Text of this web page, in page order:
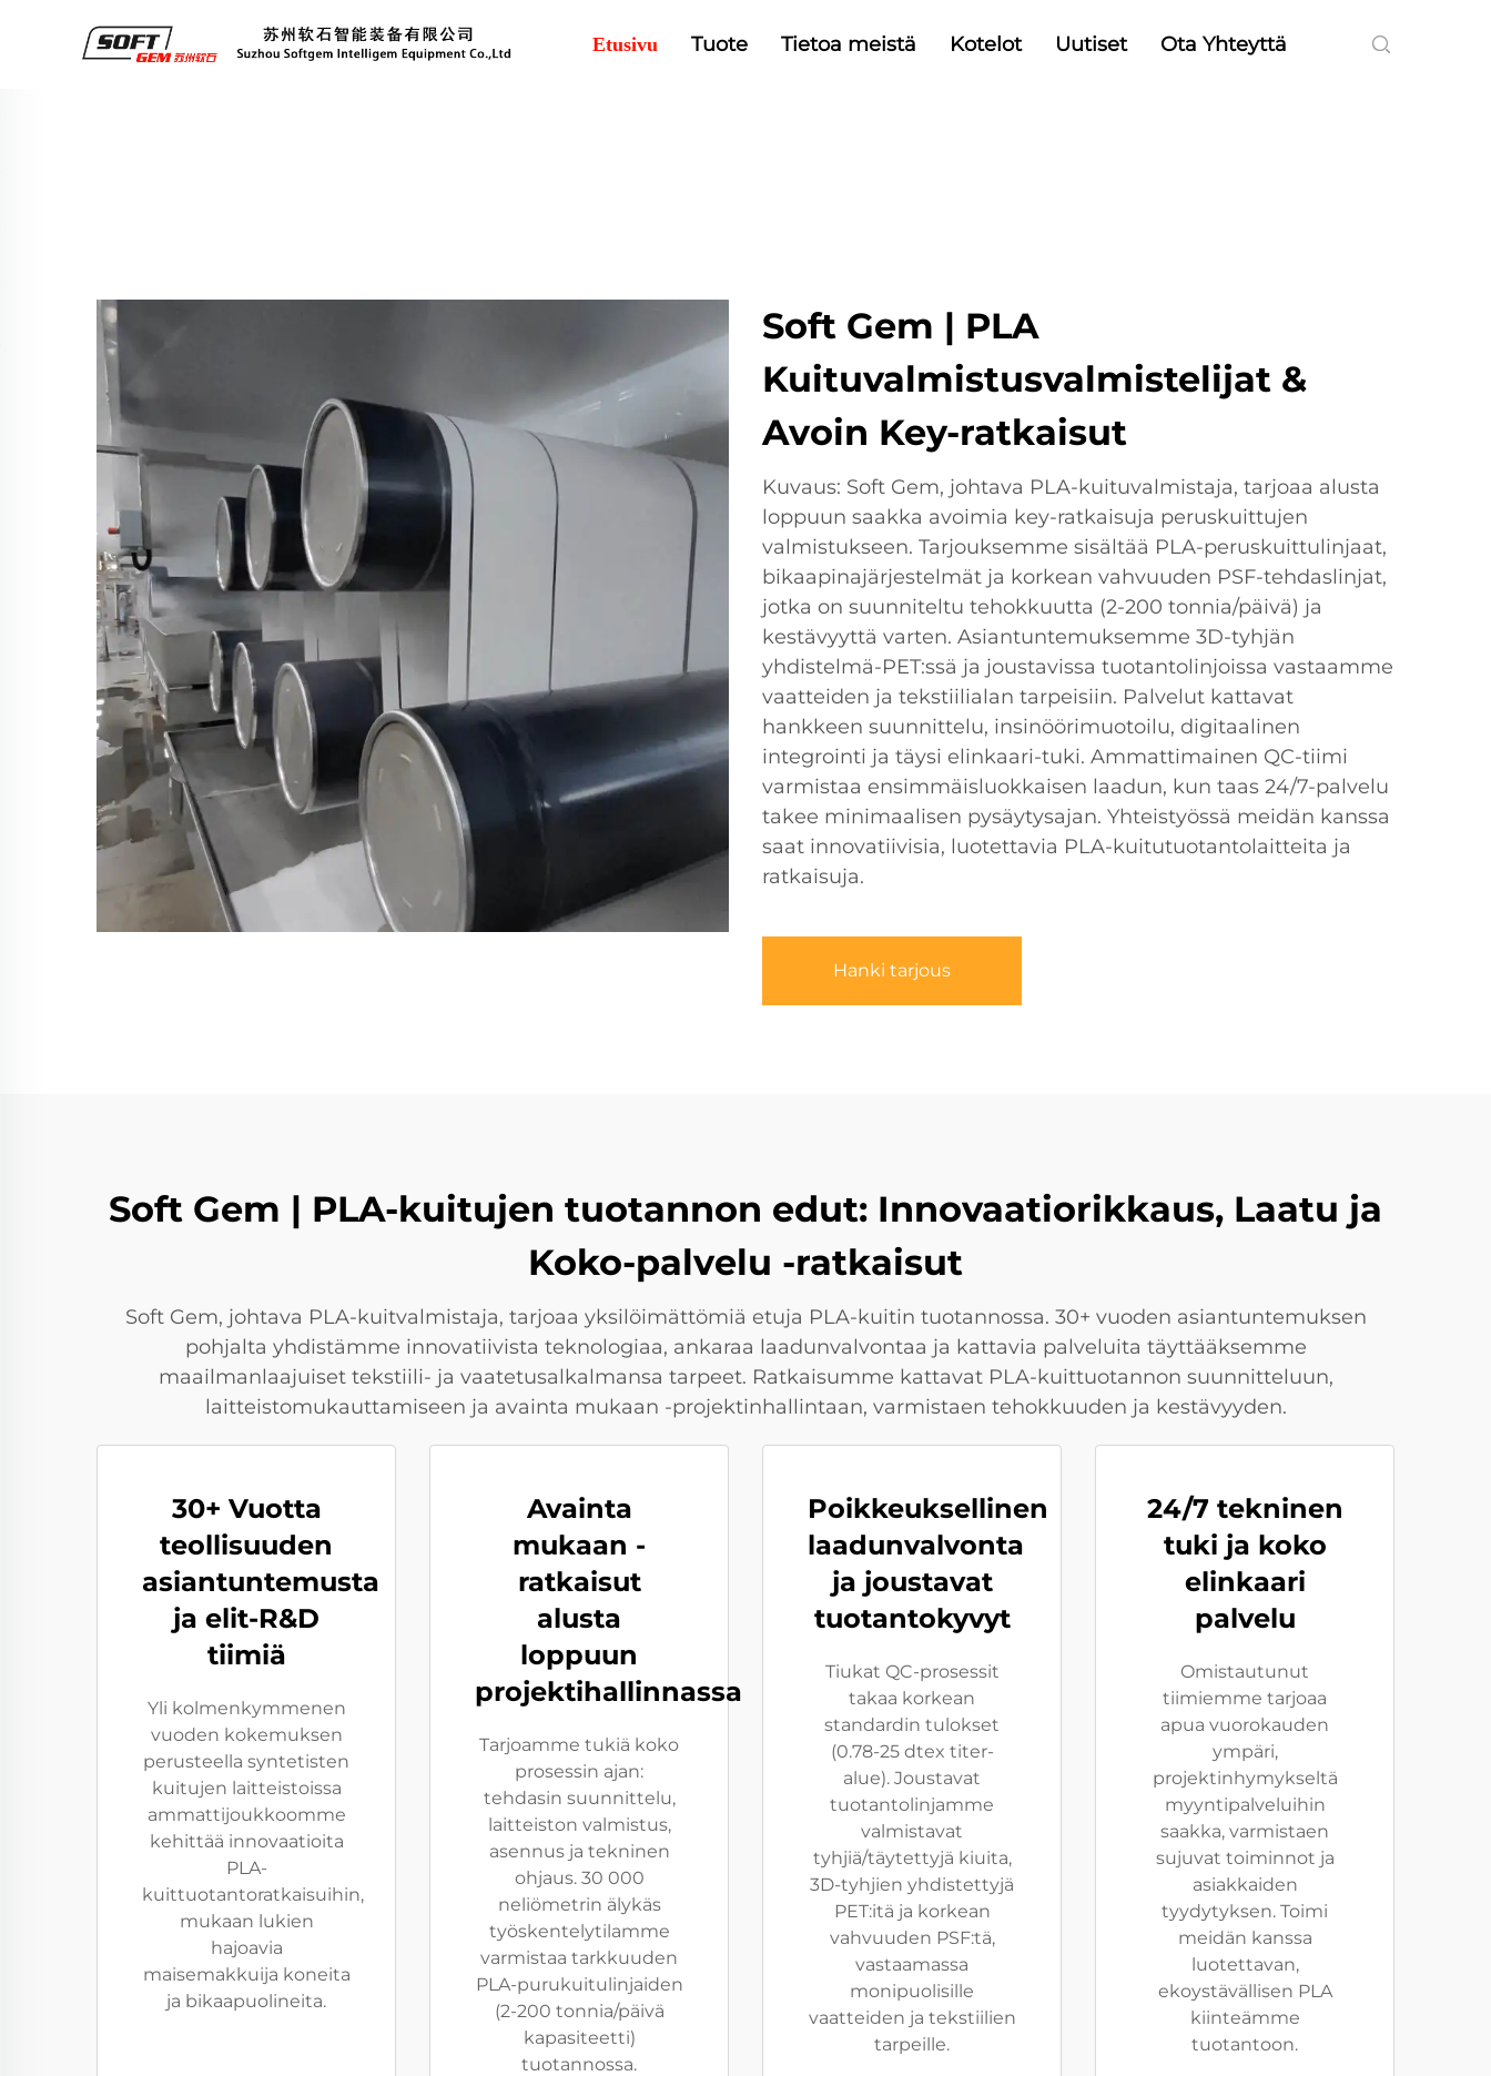
Etusivu Tuote Tietoa meistä Kotelot Uutiset Ota Yhteyttä
Soft Gem | PLA
Kuituvalmistusvalmistelijat &
Avoin Key-ratkaisut
Kuvaus: Soft Gem, johtava PLA-kuituvalmistaja, tarjoaa alusta
loppuun saakka avoimia key-ratkaisuja peruskuittujen
valmistukseen. Tarjouksemme sisältää PLA-peruskuittulinjaat,
bikaapinajärjestelmät ja korkean vahvuuden PSF-tehdaslinjat,
jotka on suunniteltu tehokkuutta (2-200 tonnia/päivä) ja
kestävyyttä varten. Asiantuntemuksemme 3D-tyhjän
yhdistelmä-PET:ssä ja joustavissa tuotantolinjoissa vastaamme
vaatteiden ja tekstiilialan tarpeisiin. Palvelut kattavat
hankkeen suunnittelu, insinöörimuotoilu, digitaalinen
integrointi ja täysi elinkaari-tuki. Ammattimainen QC-tiimi
varmistaa ensimmäisluokkaisen laadun, kun taas 24/7-palvelu
takee minimaalisen pysäytysajan. Yhteistyössä meidän kanssa
saat innovatiivisia, luotettavia PLA-kuitutuotantolaitteita ja
ratkaisuja.
Hanki tarjous
Soft Gem | PLA-kuitujen tuotannon edut: Innovaatiorikkaus, Laatu ja
Koko-palvelu -ratkaisut
Soft Gem, johtava PLA-kuitvalmistaja, tarjoaa yksilöimättömiä etuja PLA-kuitin tuotannossa. 30+ vuoden asiantuntemuksen
pohjalta yhdistämme innovatiivista teknologiaa, ankaraa laadunvalvontaa ja kattavia palveluita täyttääksemme
maailmanlaajuiset tekstiili- ja vaatetusalkalmansa tarpeet. Ratkaisumme kattavat PLA-kuittuotannon suunnitteluun,
laitteistomukauttamiseen ja avainta mukaan -projektinhallintaan, varmistaen tehokkuuden ja kestävyyden.
30+ Vuotta
teollisuuden
asiantuntemusta
ja elit-R&D
tiimiä
Yli kolmenkymmenen
vuoden kokemuksen
perusteella syntetisten
kuitujen laitteistoissa
ammattijoukkoomme
kehittää innovaatioita
PLA-
kuittuotantoratkaisuihin,
mukaan lukien
hajoavia
maisemakkuija koneita
ja bikaapuolineita.
Avainta
mukaan -
ratkaisut
alusta
loppuun
projektihallinnassa
Tarjoamme tukiä koko
prosessin ajan:
tehdasin suunnittelu,
laitteiston valmistus,
asennus ja tekninen
ohjaus. 30 000
neliömetrin älykäs
työskentelytilamme
varmistaa tarkkuuden
PLA-purukuitulinjaiden
(2-200 tonnia/päivä
kapasiteetti)
tuotannossa.
Poikkeuksellinen
laadunvalvonta
ja joustavat
tuotantokyvyt
Tiukat QC-prosessit
takaa korkean
standardin tulokset
(0.78-25 dtex titer-
alue). Joustavat
tuotantolinjamme
valmistavat
tyhjiä/täytettyjä kiuita,
3D-tyhjien yhdistettyjä
PET:itä ja korkean
vahvuuden PSF:tä,
vastaamassa
monipuolisille
vaatteiden ja tekstiilien
tarpeille.
24/7 tekninen
tuki ja koko
elinkaari
palvelu
Omistautunut
tiimiemme tarjoaa
apua vuorokauden
ympäri,
projektinhymykseltä
myyntipalveluihin
saakka, varmistaen
sujuvat toiminnot ja
asiakkaiden
tyydytyksen. Toimi
meidän kanssa
luotettavan,
ekoystävällisen PLA
kiinteämme
tuotantoon.